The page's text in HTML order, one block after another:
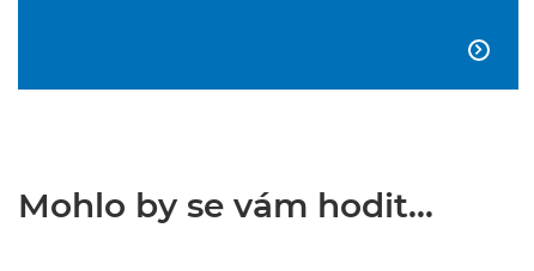

Mohlo by se vám hodit...